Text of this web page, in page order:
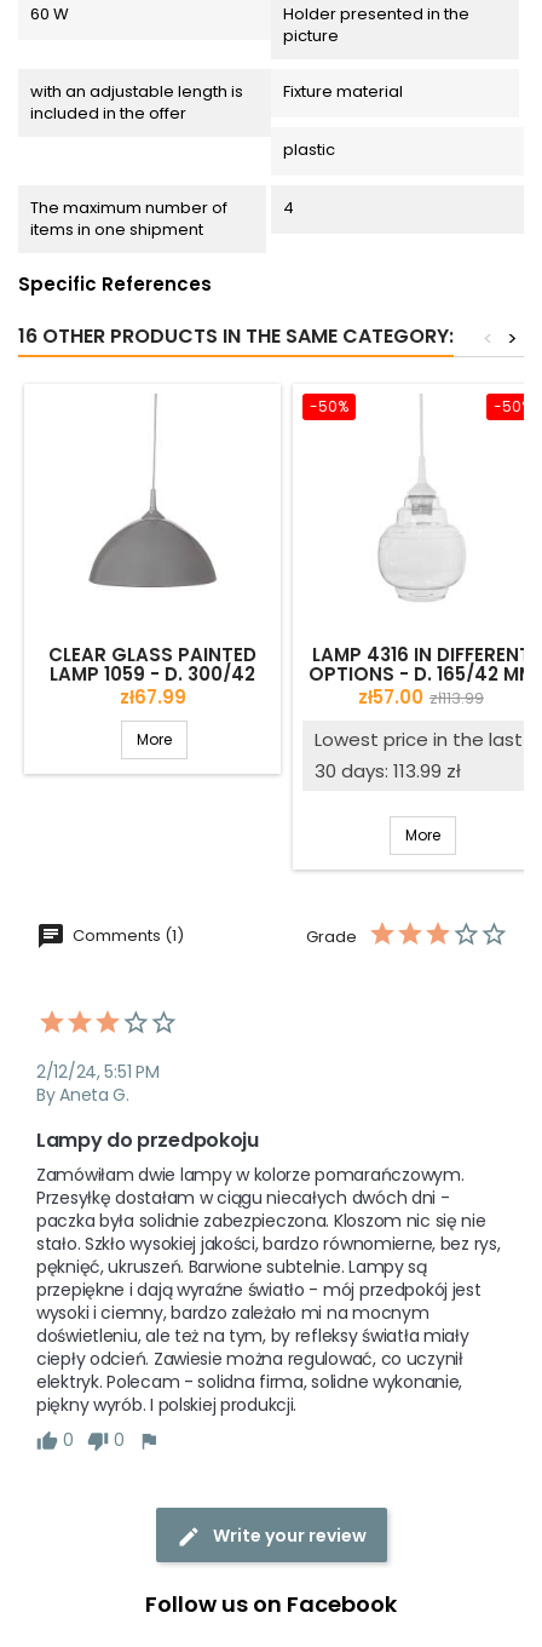
60 W
Holder presented in the
picture
with an adjustable length is
included in the offer
Fixture material
plastic
The maximum number of
items in one shipment
4
Specific References
16 OTHER PRODUCTS IN THE SAME CATEGORY: >
<
CLEAR GLASS PAINTED
LAMP 1059 - D. 300/42
MM
Price
zł67.99
More
-50%
-50%
LAMP 4316 IN DIFFERENT
OPTIONS - D. 165/42 MM
- SECOND QUALITY
Price
zł57.00 Regular
price
zł113.99
Lowest price in the last
30 days: 113.99 zł
More
Comments (1) Grade
2/12/24, 5:51 PM
By Aneta G.
Lampy do przedpokoju
Zamówiłam dwie lampy w kolorze pomarańczowym.
Przesyłkę dostałam w ciągu niecałych dwóch dni -
paczka była solidnie zabezpieczona. Kloszom nic się nie
stało. Szkło wysokiej jakości, bardzo równomierne, bez rys,
pęknięć, ukruszeń. Barwione subtelnie. Lampy są
przepiękne i dają wyraźne światło - mój przedpokój jest
wysoki i ciemny, bardzo zależało mi na mocnym
doświetleniu, ale też na tym, by refleksy światła miały
ciepły odcień. Zawiesie można regulować, co uczynił
elektryk. Polecam - solidna firma, solidne wykonanie,
piękny wyrób. I polskiej produkcji.
0
0
Write your review
Follow us on Facebook